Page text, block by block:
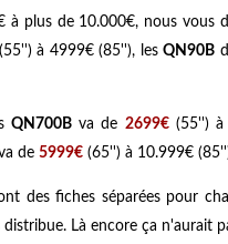
à plus de 10.000€, nous vous
(55'') à 4999€ (85''), lesQN90B
QN700B va de 2699€(55'') à
de 5999€ (65'') à 10.999€
des fiches séparées pour
Là encore ça n'aurait